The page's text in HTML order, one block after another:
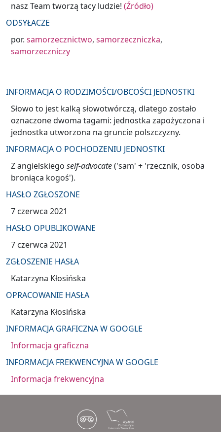
nasz Team tworzą tacy ludzie! (Źródło)
ODSYŁACZE
por. samorzecznictwo, samorzeczniczka,
samorzeczniczy
INFORMACJA O RODZIMOŚCI/OBCOŚCI JEDNOSTKI
Słowo to jest kalką słowotwórczą, dlatego zostało
oznaczone dwoma tagami: jednostka zapożyczona i
jednostka utworzona na gruncie polszczyzny.
INFORMACJA O POCHODZENIU JEDNOSTKI
Z angielskiego self-advocate('sam' + 'rzecznik, osoba
broniąca kogoś').
HASŁO ZGŁOSZONE
7 czerwca 2021
HASŁO OPUBLIKOWANE
7 czerwca 2021
ZGŁOSZENIE HASŁA
Katarzyna Kłosińska
OPRACOWANIE HASŁA
Katarzyna Kłosińska
INFORMACJA GRAFICZNA W GOOGLE
Informacja graficzna
INFORMACJA FREKWENCYJNA W GOOGLE
Informacja frekwencyjna